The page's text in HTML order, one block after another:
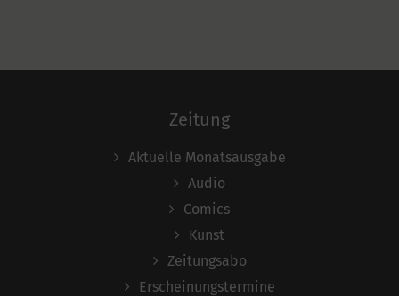
Zeitung
Aktuelle Monatsausgabe
Audio
Comics
Kunst
Zeitungsabo
Erscheinungstermine